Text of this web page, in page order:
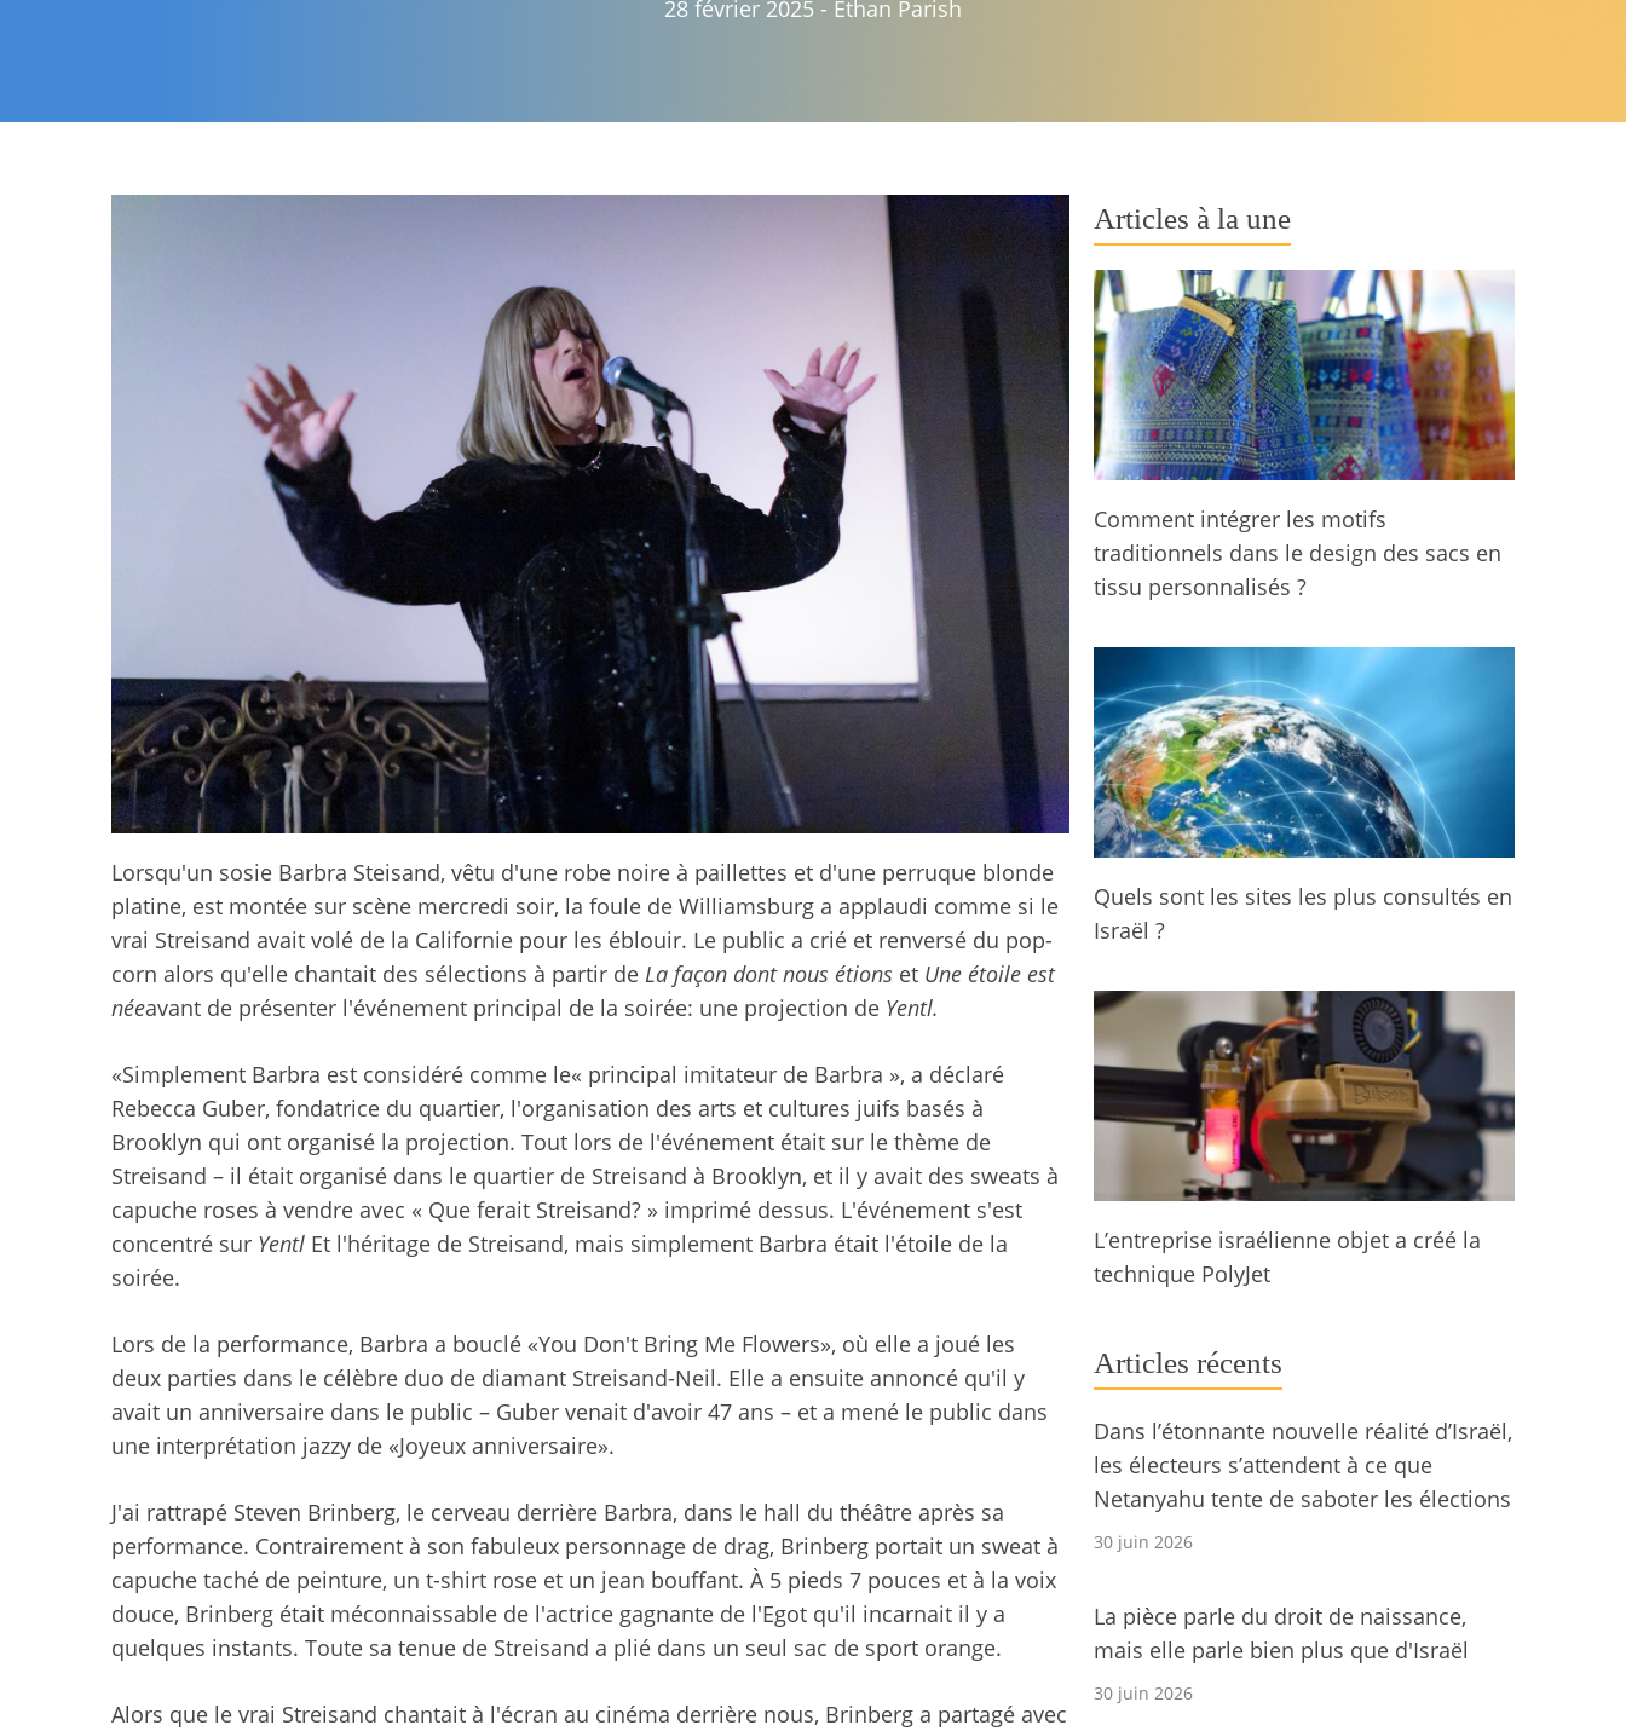
28 février 2025 - Ethan Parish
Lorsqu'un sosie Barbra Steisand, vêtu d'une robe noire à paillettes et d'une perruque blonde
platine, est montée sur scène mercredi soir, la foule de Williamsburg a applaudi comme si le
vrai Streisand avait volé de la Californie pour les éblouir. Le public a crié et renversé du pop-
corn alors qu'elle chantait des sélections à partir de La façon dont nous étions et Une étoile est
néeavant de présenter l'événement principal de la soirée: une projection de Yentl.
«Simplement Barbra est considéré comme le« principal imitateur de Barbra », a déclaré
Rebecca Guber, fondatrice du quartier, l'organisation des arts et cultures juifs basés à
Brooklyn qui ont organisé la projection. Tout lors de l'événement était sur le thème de
Streisand – il était organisé dans le quartier de Streisand à Brooklyn, et il y avait des sweats à
capuche roses à vendre avec « Que ferait Streisand? » imprimé dessus. L'événement s'est
concentré sur Yentl Et l'héritage de Streisand, mais simplement Barbra était l'étoile de la
soirée.
Lors de la performance, Barbra a bouclé «You Don't Bring Me Flowers», où elle a joué les
deux parties dans le célèbre duo de diamant Streisand-Neil. Elle a ensuite annoncé qu'il y
avait un anniversaire dans le public – Guber venait d'avoir 47 ans – et a mené le public dans
une interprétation jazzy de «Joyeux anniversaire».
J'ai rattrapé Steven Brinberg, le cerveau derrière Barbra, dans le hall du théâtre après sa
performance. Contrairement à son fabuleux personnage de drag, Brinberg portait un sweat à
capuche taché de peinture, un t-shirt rose et un jean bouffant. À 5 pieds 7 pouces et à la voix
douce, Brinberg était méconnaissable de l'actrice gagnante de l'Egot qu'il incarnait il y a
quelques instants. Toute sa tenue de Streisand a plié dans un seul sac de sport orange.
Alors que le vrai Streisand chantait à l'écran au cinéma derrière nous, Brinberg a partagé avec
Articles à la une
Comment intégrer les motifs
traditionnels dans le design des sacs en
tissu personnalisés ?
Quels sont les sites les plus consultés en
Israël ?
L’entreprise israélienne objet a créé la
technique PolyJet
Articles récents
Dans l’étonnante nouvelle réalité d’Israël,
les électeurs s’attendent à ce que
Netanyahu tente de saboter les élections
30 juin 2026
La pièce parle du droit de naissance,
mais elle parle bien plus que d'Israël
30 juin 2026